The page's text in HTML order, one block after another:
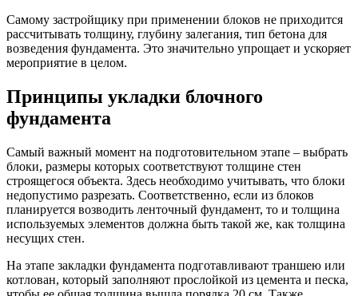
Самому застройщику при применении блоков не приходится
рассчитывать толщину, глубину залегания, тип бетона для
возведения фундамента. Это значительно упрощает и ускоряет
мероприятие в целом.
Принципы укладки блочного
фундамента
Самый важный момент на подготовительном этапе – выбрать
блоки, размеры которых соответствуют толщине стен
строящегося объекта. Здесь необходимо учитывать, что блоки
недопустимо разрезать. Соответственно, если из блоков
планируется возводить ленточный фундамент, то и толщина
используемых элементов должна быть такой же, как толщина
несущих стен.
На этапе закладки фундамента подготавливают траншею или
котлован, который заполняют прослойкой из цемента и песка,